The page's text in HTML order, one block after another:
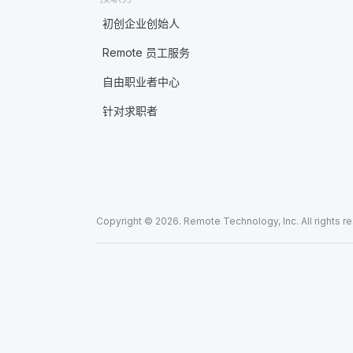
初创企业创始人
Remote 员工服务
自由职业者中心
针对求职者
Copyright © 2026. Remote Technology, Inc. All rights